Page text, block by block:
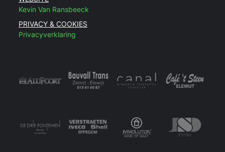
Kevin Van Ransbeeck
PRIVACY & COOKIES
Privacyverklaring